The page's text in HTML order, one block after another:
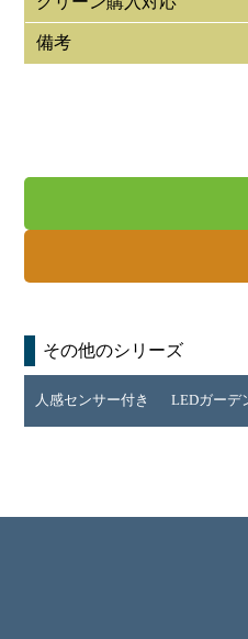
備考
その他のシリーズ
人感センサー付き LEDガーデ